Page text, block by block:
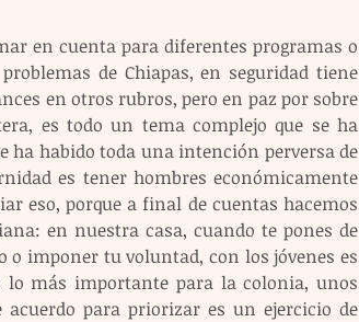
en cuenta para diferentes programas o
de Chiapas, en seguridad tiene
en otros rubros, pero en paz por sobre
es todo un tema complejo que se ha
ha habido toda una intención perversa de
es tener hombres económicamente
eso, porque a final de cuentas hacemos
en nuestra casa, cuando te pones de
o imponer tu voluntad, con los jóvenes es
lo más importante para la colonia, unos
para priorizar es un ejercicio de